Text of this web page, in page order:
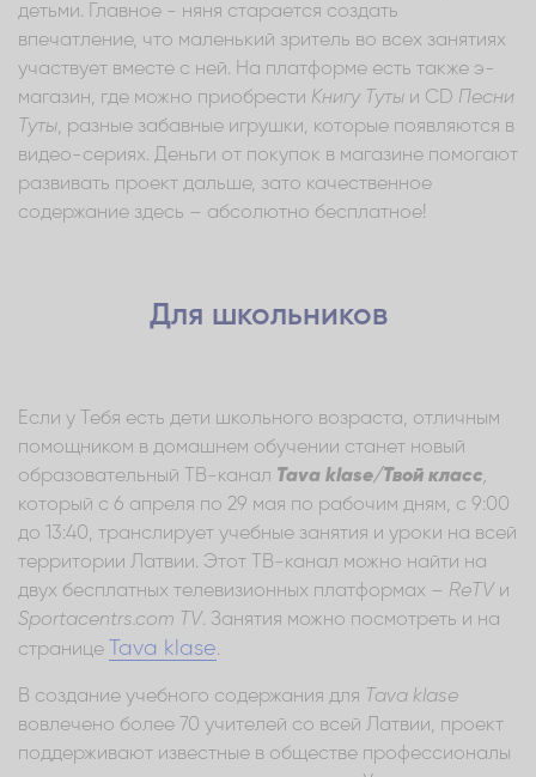
детьми. Главное - няня старается создать
впечатление, что маленький зритель во всех занятиях
участвует вместе с ней. На платформе есть также э-
магазин, где можно приобрести Книгу Туты и CD Песни
Туты, разные забавные игрушки, которые появляются в
видео-сериях. Деньги от покупок в магазине помогают
развивать проект дальше, зато качественное
содержание здесь – абсолютно бесплатное!
Для школьников
Если у Тебя есть дети школьного возраста, отличным
помощником в домашнем обучении станет новый
образовательный ТВ-канал Tava klase/Твой класс,
который с 6 апреля по 29 мая по рабочим дням, с 9:00
до 13:40, транслирует учебные занятия и уроки на всей
территории Латвии. Этот ТВ-канал можно найти на
двух бесплатных телевизионных платформах – ReTV и
Sportacentrs.com TV. Занятия можно посмотреть и на
странице
Tava klase.
В создание учебного содержания для Tava klase
вовлечено более 70 учителей со всей Латвии, проект
поддерживают известные в обществе профессионалы